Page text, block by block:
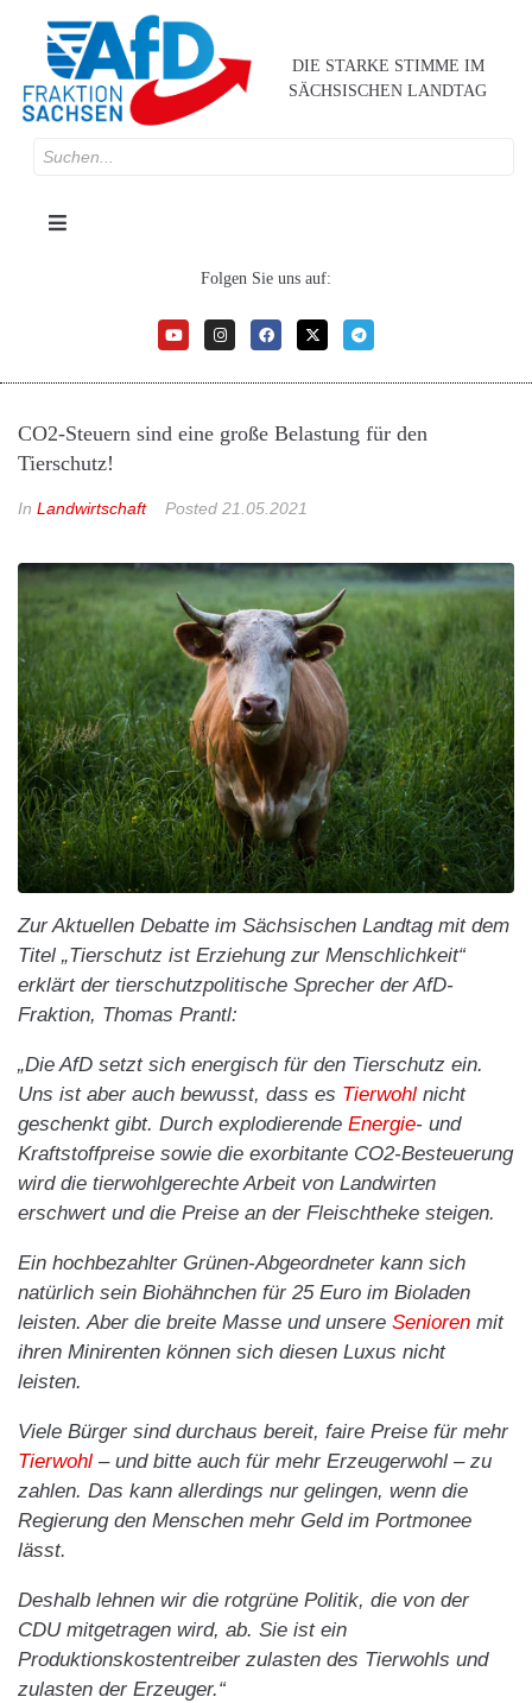
DIE STARKE STIMME IM
SÄCHSISCHEN LANDTAG
Folgen Sie uns auf:
CO2-Steuern sind eine große Belastung für den
Tierschutz!
In Landwirtschaft Posted 21.05.2021
Zur Aktuellen Debatte im Sächsischen Landtag mit dem
Titel „Tierschutz ist Erziehung zur Menschlichkeit“
erklärt der tierschutzpolitische Sprecher der AfD-
Fraktion, Thomas Prantl:
„Die AfD setzt sich energisch für den Tierschutz ein.
Uns ist aber auch bewusst, dass es Tierwohl nicht
geschenkt gibt. Durch explodierende Energie- und
Kraftstoffpreise sowie die exorbitante CO2-Besteuerung
wird die tierwohlgerechte Arbeit von Landwirten
erschwert und die Preise an der Fleischtheke steigen.
Ein hochbezahlter Grünen-Abgeordneter kann sich
natürlich sein Biohähnchen für 25 Euro im Bioladen
leisten. Aber die breite Masse und unsere Senioren mit
ihren Minirenten können sich diesen Luxus nicht
leisten.
Viele Bürger sind durchaus bereit, faire Preise für mehr
Tierwohl – und bitte auch für mehr Erzeugerwohl – zu
zahlen. Das kann allerdings nur gelingen, wenn die
Regierung den Menschen mehr Geld im Portmonee
lässt.
Deshalb lehnen wir die rotgrüne Politik, die von der
CDU mitgetragen wird, ab. Sie ist ein
Produktionskostentreiber zulasten des Tierwohls und
zulasten der Erzeuger.“